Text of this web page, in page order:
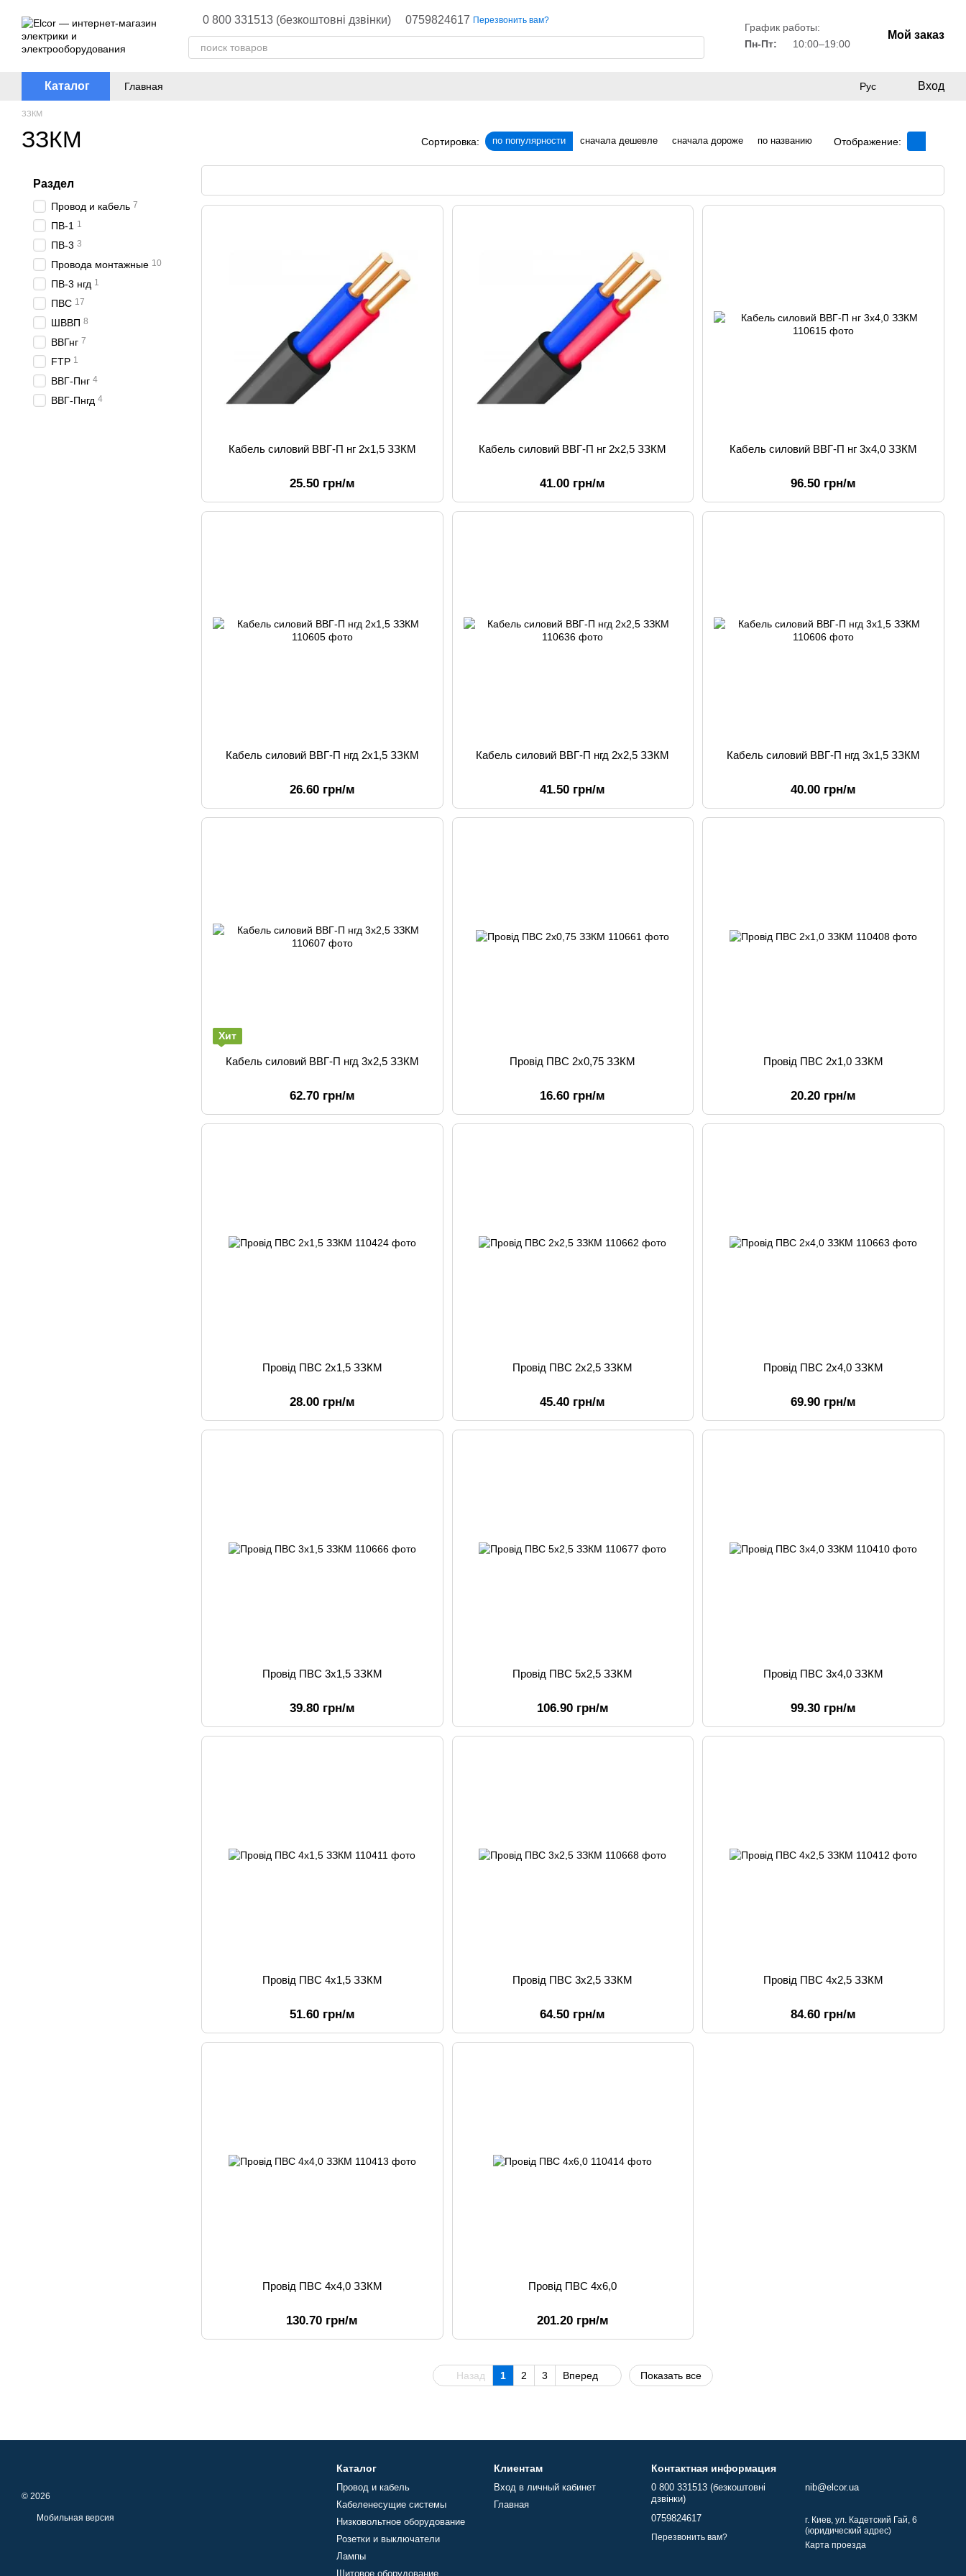
0 800 331513 (безкоштовні дзвінки) 0759824617 Перезвонить вам?
График работы:
Пн-Пт:
10:00–19:00
Мой заказ
Каталог Главная Рус Вход
ЗЗКМ
ЗЗКМ Сортировка: по популярности сначала дешевле сначала дороже по названию Отображение:
Кабель силовий ВВГ-П нг 2х1,5 ЗЗКМ
25.50 грн/м
Кабель силовий ВВГ-П нг 2х2,5 ЗЗКМ
41.00 грн/м
Кабель силовий ВВГ-П нг 3х4,0 ЗЗКМ
96.50 грн/м
Кабель силовий ВВГ-П нгд 2х1,5 ЗЗКМ
26.60 грн/м
Кабель силовий ВВГ-П нгд 2х2,5 ЗЗКМ
41.50 грн/м
Кабель силовий ВВГ-П нгд 3х1,5 ЗЗКМ
40.00 грн/м
Хит
Кабель силовий ВВГ-П нгд 3х2,5 ЗЗКМ
62.70 грн/м
Провід ПВС 2х0,75 ЗЗКМ
16.60 грн/м
Провід ПВС 2х1,0 ЗЗКМ
20.20 грн/м
Провід ПВС 2х1,5 ЗЗКМ
28.00 грн/м
Провід ПВС 2х2,5 ЗЗКМ
45.40 грн/м
Провід ПВС 2х4,0 ЗЗКМ
69.90 грн/м
Провід ПВС 3х1,5 ЗЗКМ
39.80 грн/м
Провід ПВС 5х2,5 ЗЗКМ
106.90 грн/м
Провід ПВС 3х4,0 ЗЗКМ
99.30 грн/м
Провід ПВС 4х1,5 ЗЗКМ
51.60 грн/м
Провід ПВС 3х2,5 ЗЗКМ
64.50 грн/м
Провід ПВС 4х2,5 ЗЗКМ
84.60 грн/м
Провід ПВС 4х4,0 ЗЗКМ
130.70 грн/м
Провід ПВС 4х6,0
201.20 грн/м
Назад 1 2 3 Вперед Показать все
Раздел
Провод и кабель 7
ПВ-1 1
ПВ-3 3
Провода монтажные 10
ПВ-3 нгд 1
ПВС 17
ШВВП 8
ВВГнг 7
FTP 1
ВВГ-Пнг 4
ВВГ-Пнгд 4
© 2026
Мобильная версия
Каталог
Провод и кабель
Кабеленесущие системы
Низковольтное оборудование
Розетки и выключатели
Лампы
Щитовое оборудование
Клиентам
Вход в личный кабинет
Главная
Контактная информация
0 800 331513 (безкоштовні
дзвінки)
0759824617
Перезвонить вам?
nib@elcor.ua
г. Киев, ул. Кадетский Гай, 6
(юридический адрес)
Карта проезда